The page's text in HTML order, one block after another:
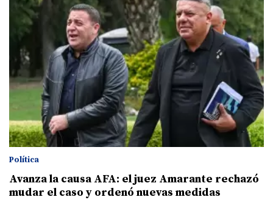
Política
Avanza la causa AFA: el juez Amarante rechazó
mudar el caso y ordenó nuevas medidas